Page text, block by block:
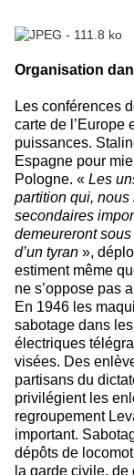
Organisation
Les conférences
carte de l’Europe
puissances.
Espagne pour
Pologne. « Les
partition qui, nous
secondaires
demeureront
d’un tyran »,
estiment même
ne s’oppose pas
En 1946 les
sabotage dans
électriques
visées. Des
partisans du
privilégient les
regroupement
important.
dépôts de
la garde civile,